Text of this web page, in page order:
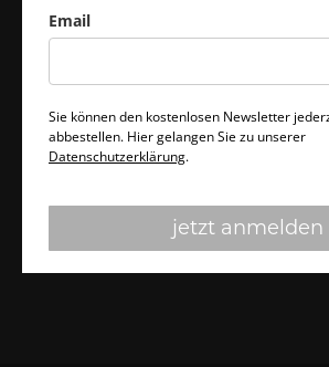
Email
Sie können den kostenlosen Newsletter
abbestellen. Hier gelangen Sie zu unserer
Datenschutzerklärung.
jetzt anmelden